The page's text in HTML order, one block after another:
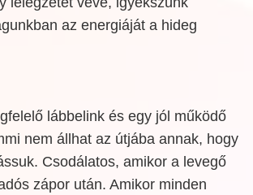
az energiáját a hideg
lábbelink és egy jól működő
nem állhat az útjába annak, hogy
Csodálatos, amikor a levegő
zápor után. Amikor minden